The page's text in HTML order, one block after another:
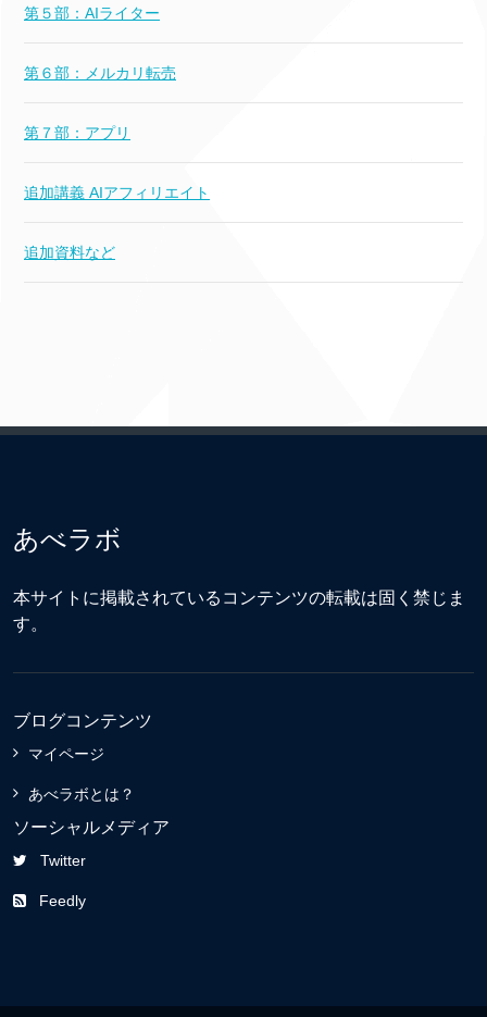
第５部：AIライター
第６部：メルカリ転売
第７部：アプリ
追加講義 AIアフィリエイト
追加資料など
あべラボ
本サイトに掲載されているコンテンツの転載は固く禁じま
す。
ブログコンテンツ
マイページ
あべラボとは？
ソーシャルメディア
Twitter
Feedly